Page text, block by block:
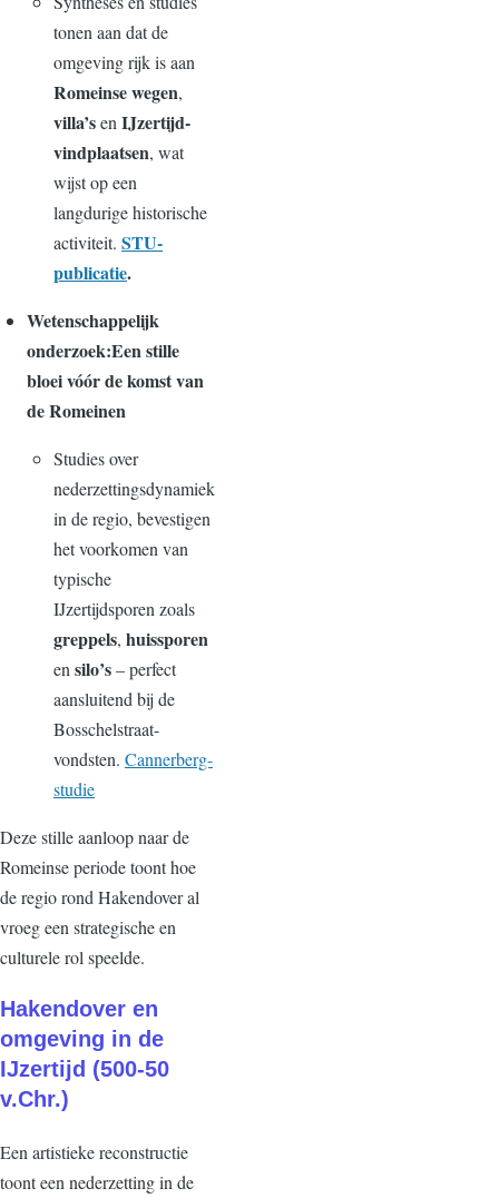
tonen aan dat de
omgeving rijk is aan
Romeinse wegen,
villa’senIJzertijd-
vindplaatsen, wat
wijst op een
langdurige historische
activiteit. STU-
publicatie.
Wetenschappelijk
onderzoek:Een stille
bloei vóór de komst van
de Romeinen
Studies over
nederzettingsdynamiek
in de regio, bevestigen
het voorkomen van
typische
IJzertijdsporen zoals
greppels, huissporen
ensilo’s– perfect
aansluitend bij de
Bosschelstraat-
vondsten. Cannerberg-
studie
Deze stille aanloop naar de
Romeinse periode toont hoe
de regio rond Hakendover al
vroeg een strategische en
culturele rol speelde.
Hakendover en
omgeving in de
IJzertijd (500-50
v.Chr.)
Een artistieke reconstructie
toont een nederzetting in de